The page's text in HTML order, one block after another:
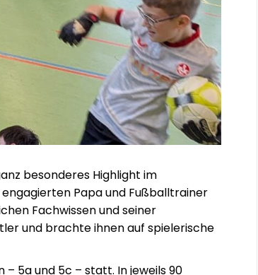
besonderes Highlight im
Papa und Fußballtrainer
Fachwissen und seiner
und brachte ihnen auf spielerische
5a und 5c – statt. In jeweils 90